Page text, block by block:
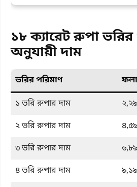
১৮ ক্যারেট রুপা
অনুযায়ী দাম
ভরির পরিমাণ
১ ভরি রুপার দাম
২ ভরি রুপার দাম
৩ ভরি রুপার দাম
৪ ভরি রুপার দাম